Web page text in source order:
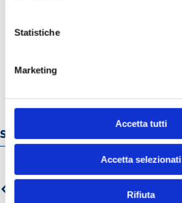
Statistiche
Marketing
Accetta tutti
Accetta selezionati
Rifiuta
Servizi e prodotti online